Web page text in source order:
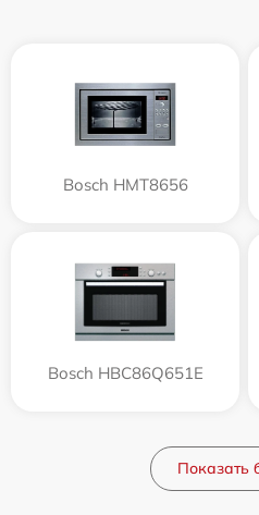
Bosch HMT8656
Bosch HBC86Q651E
Показать